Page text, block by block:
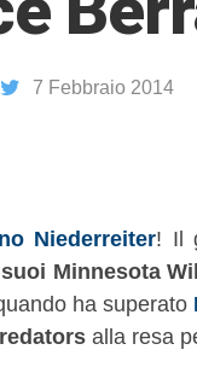
7 Febbraio 2014
Niederreiter! Il
Minnesota
ha superato
alla resa